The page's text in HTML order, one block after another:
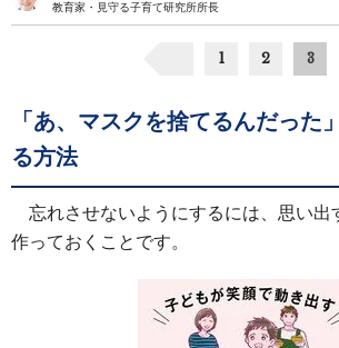
教育家・見守る子育て研究所所長
1 2 3
「あ、マスクを捨てるんだった
る方法
忘れさせないようにするには、思い出
作っておくことです。